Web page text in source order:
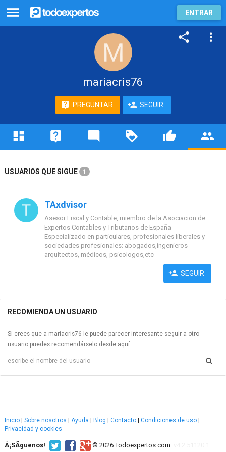
ENTRAR
mariacris76
PREGUNTAR SEGUIR
USUARIOS QUE SIGUE 1
TAxdvisor
Asesor Fiscal y Contable, miembro de la Asociacion de
Expertos Contables y Tributarios de España
Especializado en particulares, profesionales liberales y
sociedades profesionales: abogados,ingenieros
arquitectos, médicos, psicologos,etc
SEGUIR
RECOMIENDA UN USUARIO
Si crees que a mariacris76 le puede parecer interesante seguir a otro
usuario puedes recomendárselo desde aquí.
Inicio Sobre nosotros Ayuda Blog Contacto Condiciones de uso
Privacidad y cookies
Â¡SÃ­guenos! © 2026 Todoexpertos.com.